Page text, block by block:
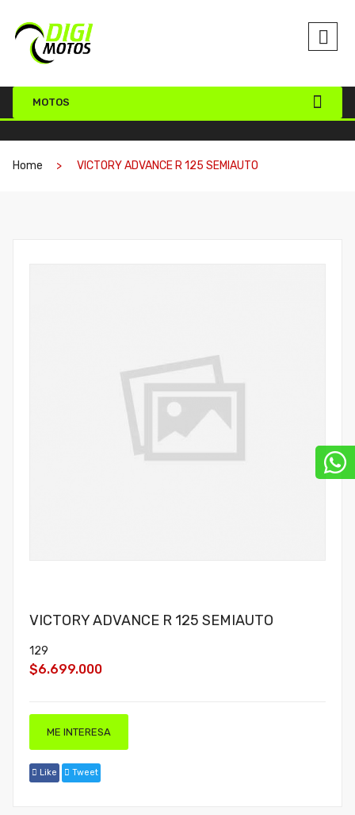
MOTOS
Home VICTORY ADVANCE R 125 SEMIAUTO
VICTORY ADVANCE R 125 SEMIAUTO
129
$6.699.000
ME INTERESA
Like Tweet